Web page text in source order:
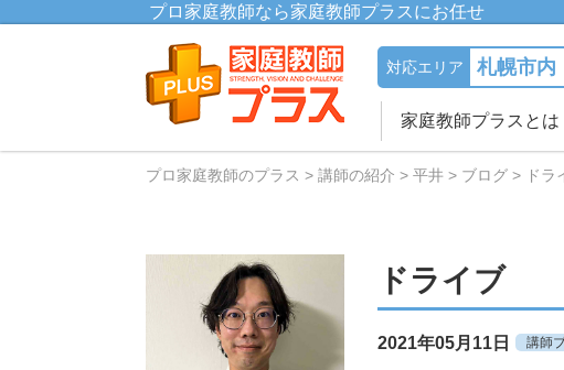
プロ家庭教師なら家庭教師プラスにお任せ
対応エリア 札幌市内
家庭教師プラスとは
プロ家庭教師のプラス 講師の紹介 平井 ブログ ドラ
ドライブ
2021年05月11日 講師